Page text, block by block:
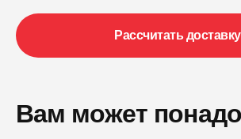
Рассчитать доставку
Вам может